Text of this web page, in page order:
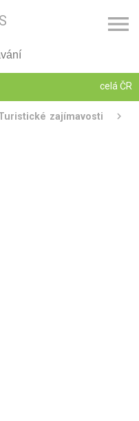

celá ČR
zajímavosti